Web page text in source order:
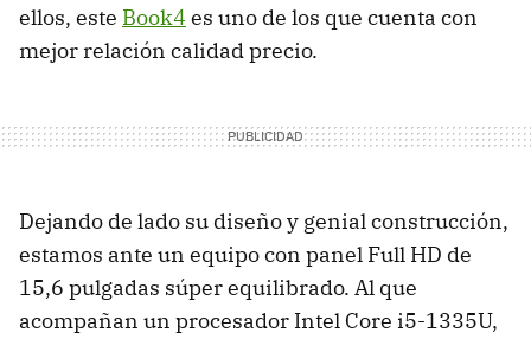
ellos, este Book4 es uno de los que cuenta con
mejor relación calidad precio.
Dejando de lado su diseño y genial construcción,
estamos ante un equipo con panel Full HD de
15,6 pulgadas súper equilibrado. Al que
acompañan un procesador Intel Core i5-1335U,